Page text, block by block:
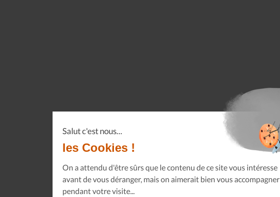
Salut c'est nous...
les Cookies !
On a attendu d'être sûrs que le contenu de ce site vous intéresse
avant de vous déranger, mais on aimerait bien vous accompagner
pendant votre visite...